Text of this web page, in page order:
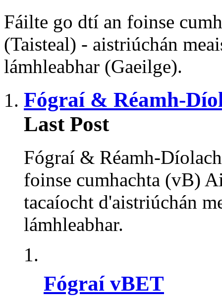
Fáilte go dtí an foinse
(Taisteal) - aistriúchán
lámhleabhar (Gaeilge).
Fógraí & Réamh-
Last Post
Fógraí & Réamh-
foinse cumhachta (vB)
tacaíocht d'aistriúchán
lámhleabhar.
Fógraí vBET